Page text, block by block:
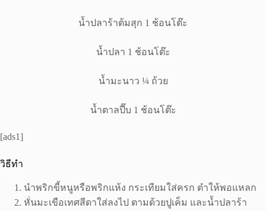
น้ำปลาร้าต้มสุก 1 ช้อนโต๊ะ
น้ำปลา 1 ช้อนโต๊ะ
น้ำมะนาว ¼ ถ้วย
น้ำตาลปี๊บ 1 ช้อนโต๊ะ
[ads1]
วิธีทำ
นำพริกขี้หนูหรือพริกแห้ง กระเทียมใส่ครก ตำให้พอแหลก
หั่นมะเขือเทศสีดาใส่ลงไป ตามด้วยปูเค็ม และน้ำปลาร้า